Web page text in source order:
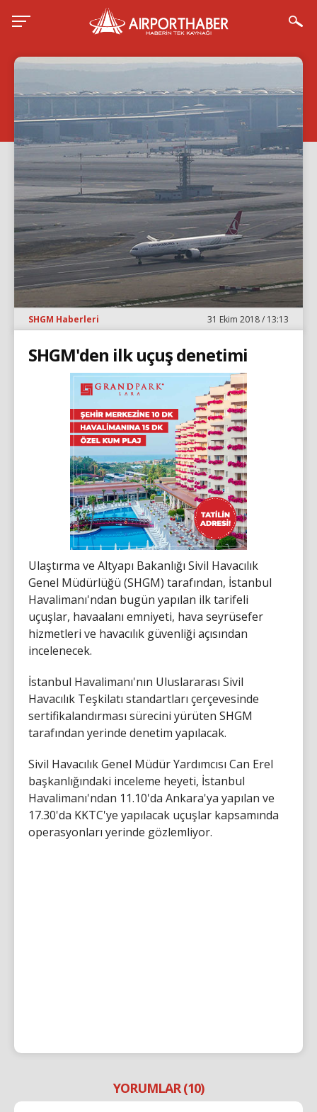
SHGM Haberleri 31 Ekim 2018 / 13:13
SHGM'den ilk uçuş denetimi
Ulaştırma ve Altyapı Bakanlığı Sivil Havacılık
Genel Müdürlüğü (SHGM) tarafından, İstanbul
Havalimanı'ndan bugün yapılan ilk tarifeli
uçuşlar, havaalanı emniyeti, hava seyrüsefer
hizmetleri ve havacılık güvenliği açısından
incelenecek.
İstanbul Havalimanı'nın Uluslararası Sivil
Havacılık Teşkilatı standartları çerçevesinde
sertifikalandırması sürecini yürüten SHGM
tarafından yerinde denetim yapılacak.
Sivil Havacılık Genel Müdür Yardımcısı Can Erel
başkanlığındaki inceleme heyeti, İstanbul
Havalimanı'ndan 11.10'da Ankara'ya yapılan ve
17.30'da KKTC'ye yapılacak uçuşlar kapsamında
operasyonları yerinde gözlemliyor.
YORUMLAR (10)